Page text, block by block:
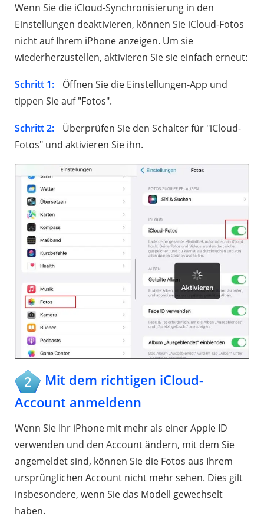
Wenn Sie die iCloud-Synchronisierung in den
Einstellungen deaktivieren, können Sie iCloud-Fotos
nicht auf Ihrem iPhone anzeigen. Um sie
wiederherzustellen, aktivieren Sie sie einfach erneut:
Schritt 1:
Öffnen Sie die Einstellungen-App und
tippen Sie auf "Fotos".
Schritt 2:
Überprüfen Sie den Schalter für "iCloud-
Fotos" und aktivieren Sie ihn.
2
Mit dem richtigen iCloud-
Account anmeldenn
Wenn Sie Ihr iPhone mit mehr als einer Apple ID
verwenden und den Account ändern, mit dem Sie
angemeldet sind, können Sie die Fotos aus Ihrem
ursprünglichen Account nicht mehr sehen. Dies gilt
insbesondere, wenn Sie das Modell gewechselt
haben.